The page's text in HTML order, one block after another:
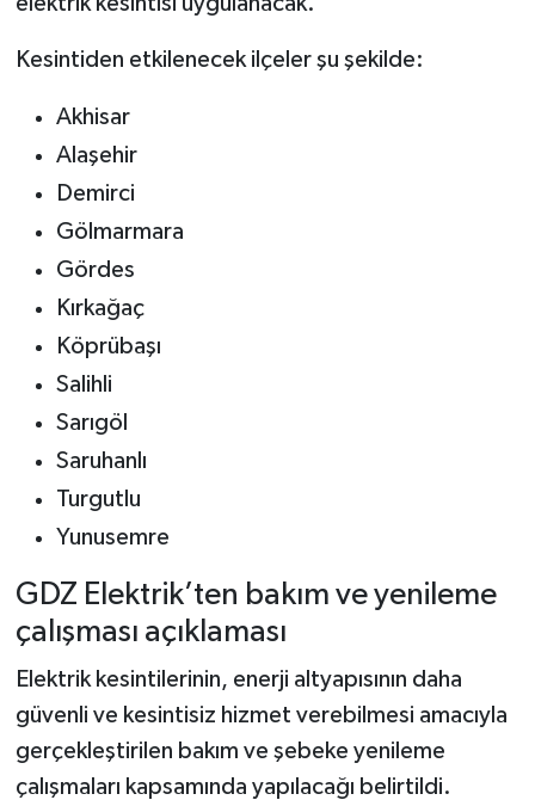
Kesintiden etkilenecek ilçeler şu şekilde:
Akhisar
Alaşehir
Demirci
Gölmarmara
Gördes
Kırkağaç
Köprübaşı
Salihli
Sarıgöl
Saruhanlı
Turgutlu
Yunusemre
GDZ Elektrik’ten bakım ve yenileme
çalışması açıklaması
Elektrik kesintilerinin, enerji altyapısının daha
güvenli ve kesintisiz hizmet verebilmesi amacıyla
gerçekleştirilen bakım ve şebeke yenileme
çalışmaları kapsamında yapılacağı belirtildi.